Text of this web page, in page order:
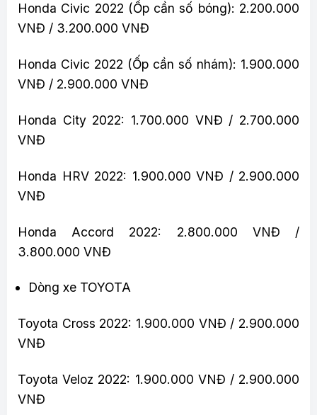
Honda Civic 2022 (Ốp cần số bóng): 2.200.000
VNĐ / 3.200.000 VNĐ
Honda Civic 2022 (Ốp cần số nhám): 1.900.000
VNĐ / 2.900.000 VNĐ
Honda City 2022: 1.700.000 VNĐ / 2.700.000
VNĐ
Honda HRV 2022: 1.900.000 VNĐ / 2.900.000
VNĐ
Honda Accord 2022: 2.800.000 VNĐ /
3.800.000 VNĐ
Dòng xe TOYOTA
Toyota Cross 2022: 1.900.000 VNĐ / 2.900.000
VNĐ
Toyota Veloz 2022: 1.900.000 VNĐ / 2.900.000
VNĐ